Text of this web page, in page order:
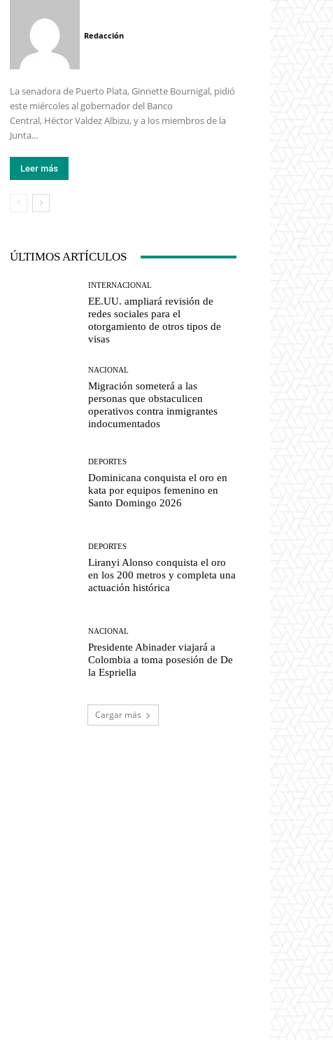
Redacción
La senadora de Puerto Plata, Ginnette Bournigal, pidió
este miércoles al gobernador del Banco
Central, Héctor Valdez Albizu, y a los miembros de la
Junta...
Leer más
ÚLTIMOS ARTÍCULOS
INTERNACIONAL
EE.UU. ampliará revisión de
redes sociales para el
otorgamiento de otros tipos de
visas
NACIONAL
Migración someterá a las
personas que obstaculicen
operativos contra inmigrantes
indocumentados
DEPORTES
Dominicana conquista el oro en
kata por equipos femenino en
Santo Domingo 2026
DEPORTES
Liranyi Alonso conquista el oro
en los 200 metros y completa una
actuación histórica
NACIONAL
Presidente Abinader viajará a
Colombia a toma posesión de De
la Espriella
Cargar más